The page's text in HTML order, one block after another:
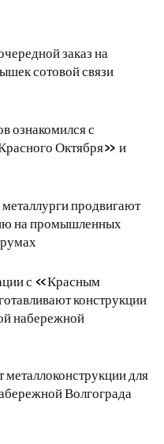
заказ на
сотовой связи
ознакомился с
Октября» и
продвигают
на промышленных
с «Красным
конструкции
набережной
металлоконструкции для
Волгограда